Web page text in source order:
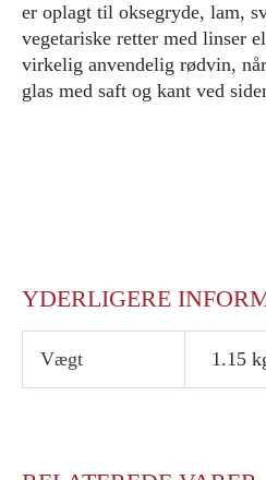
er oplagt til oksegryde, lam,
vegetariske retter med linser
virkelig anvendelig rødvin,
glas med saft og kant ved
YDERLIGERE
Vægt 1.15